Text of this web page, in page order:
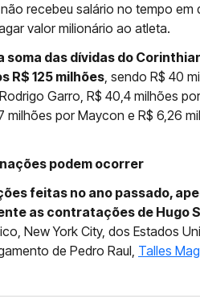
recebeu salário no tempo em
valor milionário ao atleta.
soma das dívidas do
R$ 125 milhões, sendo R$ 40
Garro, R$ 40,4 milhões
milhões por Maycon e R$ 6,26
podem ocorrer
feitas no ano passado,
as contratações de Hugo
New York City, dos Estados
de Pedro Raul, Talles